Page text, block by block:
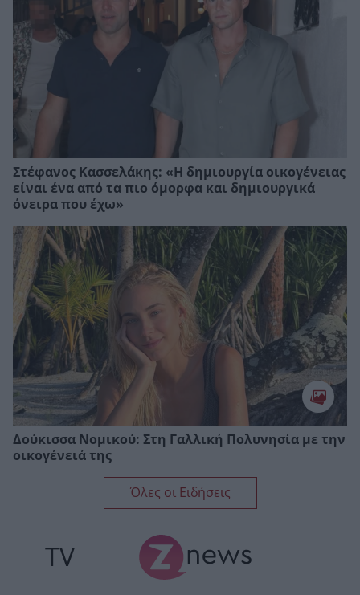
Στέφανος Κασσελάκης: «Η δηµιουργία οικογένειας
είναι ένα από τα πιο όµορφα και δηµιουργικά
όνειρα που έχω»
Δούκισσα Νομικού: Στη Γαλλική Πολυνησία με την
οικογένειά της
Όλες οι Ειδήσεις
TV